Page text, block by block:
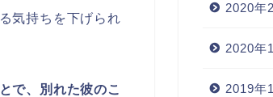
気持ちを下げられ
で、別れた彼のこ
2020年
2020年
2019年